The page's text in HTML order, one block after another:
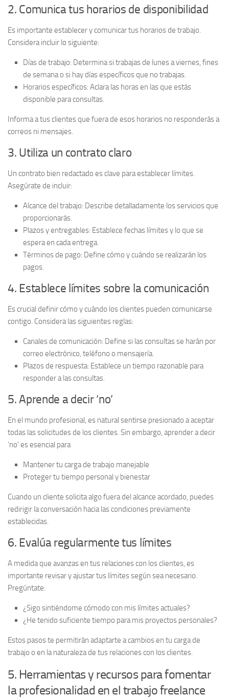
2. Comunica tus horarios de disponibilidad
Es importante establecer y comunicar tus horarios de trabajo.
Considera incluir lo siguiente:
Días de trabajo: Determina si trabajas de lunes a viernes, fines
de semana o si hay días específicos que no trabajas.
Horarios específicos: Aclara las horas en las que estás
disponible para consultas.
Informa a tus clientes que fuera de esos horarios no responderás a
correos ni mensajes.
3. Utiliza un contrato claro
Un contrato bien redactado es clave para establecer límites.
Asegúrate de incluir:
Alcance del trabajo: Describe detalladamente los servicios que
proporcionarás.
Plazos y entregables: Establece fechas límites y lo que se
espera en cada entrega.
Términos de pago: Define cómo y cuándo se realizarán los
pagos.
4. Establece límites sobre la comunicación
Es crucial definir cómo y cuándo los clientes pueden comunicarse
contigo. Considera las siguientes reglas:
Canales de comunicación: Define si las consultas se harán por
correo electrónico, teléfono o mensajería.
Plazos de respuesta: Establece un tiempo razonable para
responder a las consultas.
5. Aprende a decir ‘no’
En el mundo profesional, es natural sentirse presionado a aceptar
todas las solicitudes de los clientes. Sin embargo, aprender a decir
‘no’ es esencial para
Mantener tu carga de trabajo manejable
Proteger tu tiempo personal y bienestar
Cuando un cliente solicita algo fuera del alcance acordado, puedes
redirigir la conversación hacia las condiciones previamente
establecidas.
6. Evalúa regularmente tus límites
A medida que avanzas en tus relaciones con los clientes, es
importante revisar y ajustar tus límites según sea necesario.
Pregúntate:
¿Sigo sintiéndome cómodo con mis límites actuales?
¿He tenido suficiente tiempo para mis proyectos personales?
Estos pasos te permitirán adaptarte a cambios en tu carga de
trabajo o en la naturaleza de tus relaciones con los clientes.
5. Herramientas y recursos para fomentar
la profesionalidad en el trabajo freelance